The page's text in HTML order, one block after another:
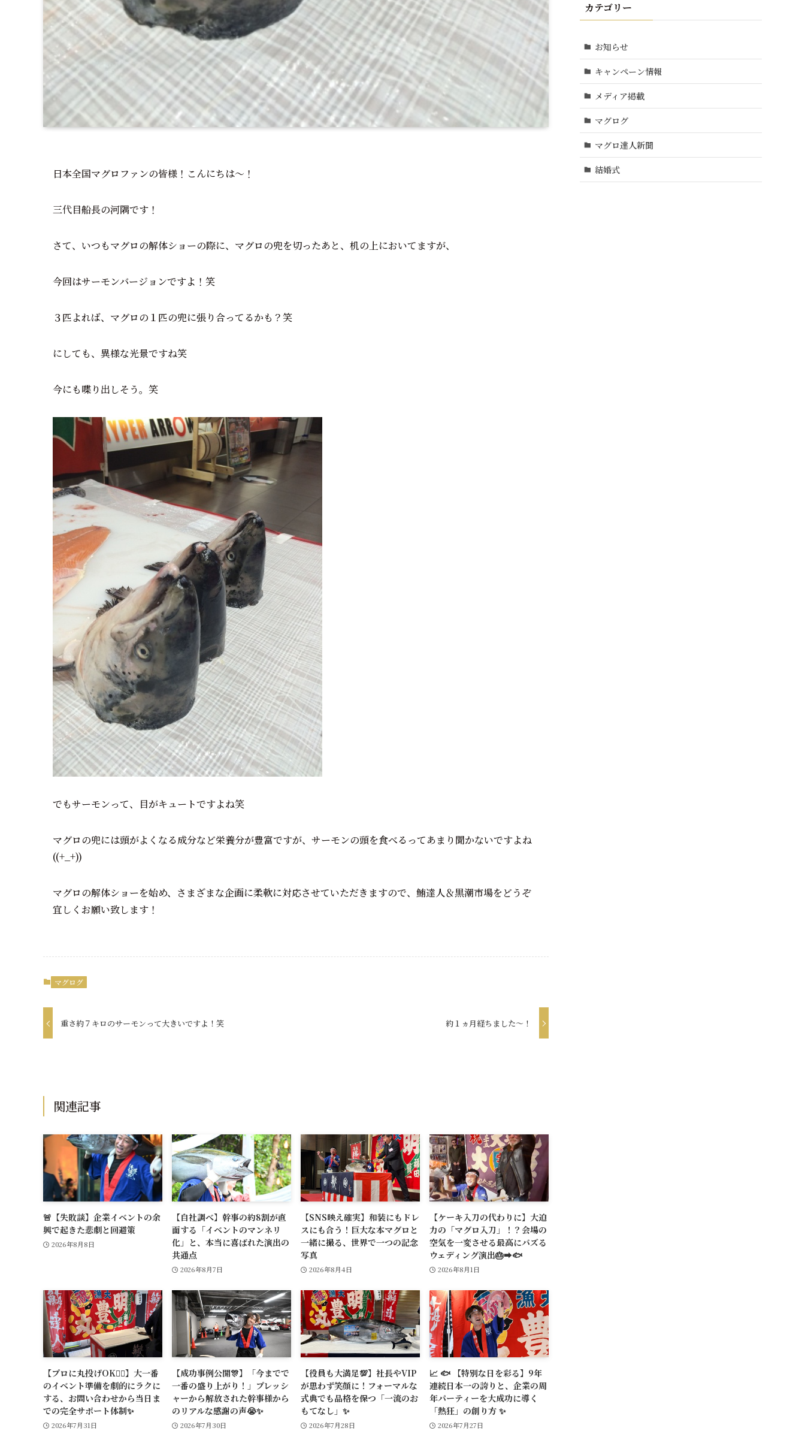
日本全国マグロファンの皆様！こんにちは～！
三代目船長の河隅です！
さて、いつもマグロの解体ショーの際に、マグロの兜を切ったあと、机の上においてますが、
今回はサーモンバージョンですよ！笑
３匹よれば、マグロの１匹の兜に張り合ってるかも？笑
にしても、異様な光景ですね笑
今にも喋り出しそう。笑
でもサーモンって、目がキュートですよね笑
マグロの兜には頭がよくなる成分など栄養分が豊富ですが、サーモンの頭を食べるってあまり聞かないですよね
((+_+))
マグロの解体ショーを始め、さまざまな企画に柔軟に対応させていただきますので、鮪達人＆黒潮市場をどうぞ
宜しくお願い致します！
マグログ
重さ約７キロのサーモンって大きいですよ！笑 約１ヵ月経ちました～！
関連記事
🚨【失敗談】企業イベントの余
興で起きた悲劇と回避策
2026年8月8日
【自社調べ】幹事の約8割が直
面する「イベントのマンネリ
化」と、本当に喜ばれた演出の
共通点
2026年8月7日
【SNS映え確実】和装にもドレ
スにも合う！巨大な本マグロと
一緒に撮る、世界で一つの記念
写真
2026年8月4日
【ケーキ入刀の代わりに】大迫
力の「マグロ入刀」！？会場の
空気を一変させる最高にバズる
ウェディング演出🎂➡️🐟
2026年8月1日
【プロに丸投げOK🙆‍♂️】大一番
のイベント準備を劇的にラクに
する、お問い合わせから当日ま
での完全サポート体制✨
2026年7月31日
【成功事例公開🎊】「今までで
一番の盛り上がり！」プレッシ
ャーから解放された幹事様から
のリアルな感謝の声😭✨
2026年7月30日
【役員も大満足💯】社長やVIP
が思わず笑顔に！フォーマルな
式典でも品格を保つ「一流のお
もてなし」✨
2026年7月28日
📈 🐟 【特別な日を彩る】9年
連続日本一の誇りと、企業の周
年パーティーを大成功に導く
「熱狂」の創り方 ✨
2026年7月27日
カテゴリー
お知らせ
キャンペーン情報
メディア掲載
マグログ
マグロ達人新聞
結婚式